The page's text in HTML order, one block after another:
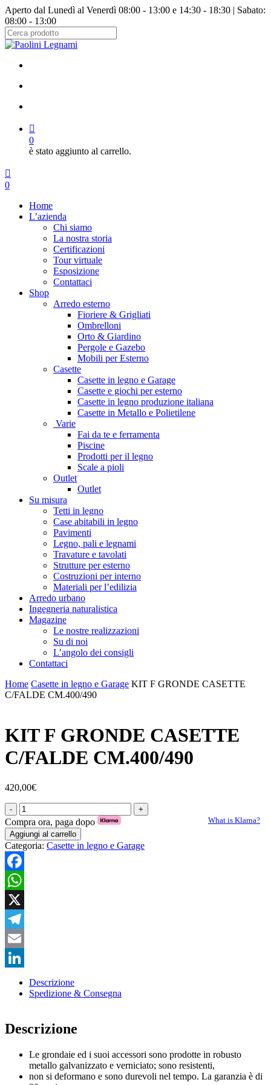
Salta
al
contenuto
principale
Aperto dal Lunedì al Venerdì 08:00 - 13:00 e 14:30 - 18:30 | Sabato:
08:00 - 13:00
Chiudi
0
è stato aggiunto al carrello.
Menu
cerca
account
0
Home
L’azienda
Chi siamo
La nostra storia
Certificazioni
Tour virtuale
Esposizione
Contattaci
Shop
Arredo esterno
Fioriere & Grigliati
Ombrelloni
Orto & Giardino
Pergole e Gazebo
Mobili per Esterno
Casette
Casette in legno e Garage
Casette e giochi per esterno
Casette in legno produzione italiana
Casette in Metallo e Polietilene
Varie
Fai da te e ferramenta
Piscine
Prodotti per il legno
Scale a pioli
Outlet
Outlet
Su misura
Tetti in legno
Case abitabili in legno
Pavimenti
Legno, pali e legnami
Travature e tavolati
Strutture per esterno
Costruzioni per interno
Materiali per l’edilizia
Arredo urbano
Ingegneria naturalistica
Magazine
Le nostre realizzazioni
Su di noi
L’angolo dei consigli
Contattaci
Home Casette in legno e Garage KIT F GRONDE CASETTE
C/FALDE CM.400/490
KIT F GRONDE CASETTE
C/FALDE CM.400/490
420,00€
KIT
F
GRONDE
CASETTE
C/FALDE
CM.400/490
quantità
Compra ora, paga dopo
What is Klarna?
Aggiungi al carrello
Categoria: Casette in legno e Garage
Facebook
WhatsApp
X
Telegram
Email
LinkedIn
Descrizione
Spedizione & Consegna
Descrizione
Le grondaie ed i suoi accessori sono prodotte in robusto
metallo galvanizzato e verniciato; sono resistenti,
non si deformano e sono durevoli nel tempo. La garanzia è di